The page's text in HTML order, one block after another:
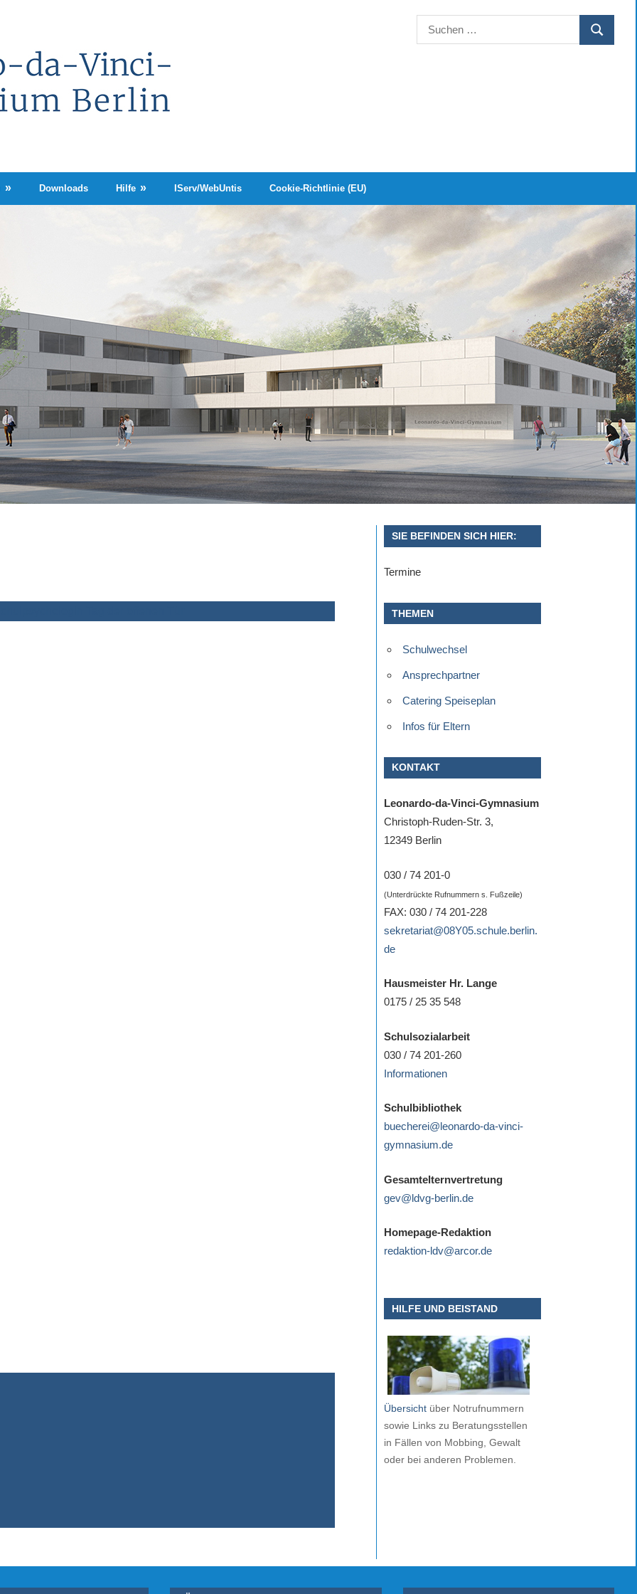
Suchen
nach:
SUCHEN
Downloads Hilfe IServ/WebUntis Cookie-Richtlinie (EU)
SIE BEFINDEN SICH HIER:
Termine
THEMEN
Schulwechsel
Ansprechpartner
Catering Speiseplan
Infos für Eltern
KONTAKT
Leonardo-da-Vinci-Gymnasium
Christoph-Ruden-Str. 3,
12349 Berlin
030 / 74 201-0
(Unterdrückte Rufnummern s. Fußzeile)
FAX: 030 / 74 201-228
sekretariat@08Y05.schule.berlin.
de
Hausmeister Hr. Lange
0175 / 25 35 548
Schulsozialarbeit
030 / 74 201-260
Informationen
Schulbibliothek
buecherei@leonardo-da-vinci-
gymnasium.de
Gesamtelternvertretung
gev@ldvg-berlin.de
Homepage-Redaktion
redaktion-ldv@arcor.de
HILFE UND BEISTAND
Übersicht über Notrufnummern
sowie Links zu Beratungsstellen
in Fällen von Mobbing, Gewalt
oder bei anderen Problemen.